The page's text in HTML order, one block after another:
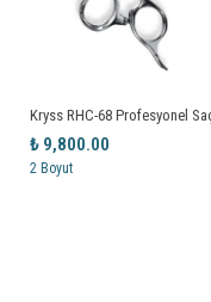
₺ 9,800.00
2 Boyut